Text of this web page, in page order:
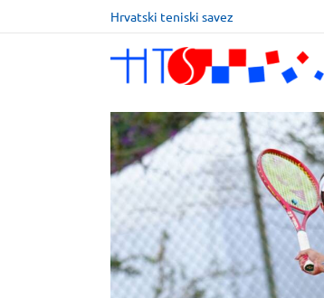
Hrvatski teniski savez